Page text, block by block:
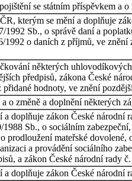
se státním příspěvkem a
kterým se mění a doplňuje
1992 Sb., o správě daní a
1992 o daních z příjmů, ve
některých
předpisů, zákona České
hodnoty, ve znění
o změně a doplnění některých
a doplňuje zákon České národní
Sb., o sociálním
prodloužení mateřské
a provádění sociálního
a zákon České národní rady
a doplňuje zákon České národní